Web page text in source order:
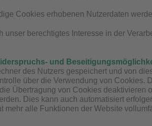
Cookies erhobenen Nutzerdaten
unser berechtigtes Interesse in der
und
des Nutzers gespeichert und von
über die Verwendung von Cookies.
Übertragung von Cookies
Dies kann auch automatisiert
mehr alle Funktionen der Website